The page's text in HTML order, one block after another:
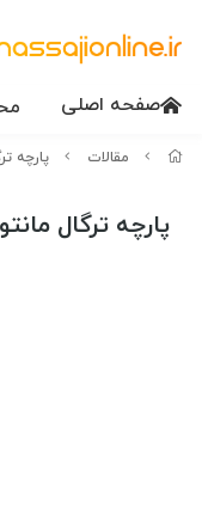
صفحه اصلی
مقالات پارچه
پارچه ترگال